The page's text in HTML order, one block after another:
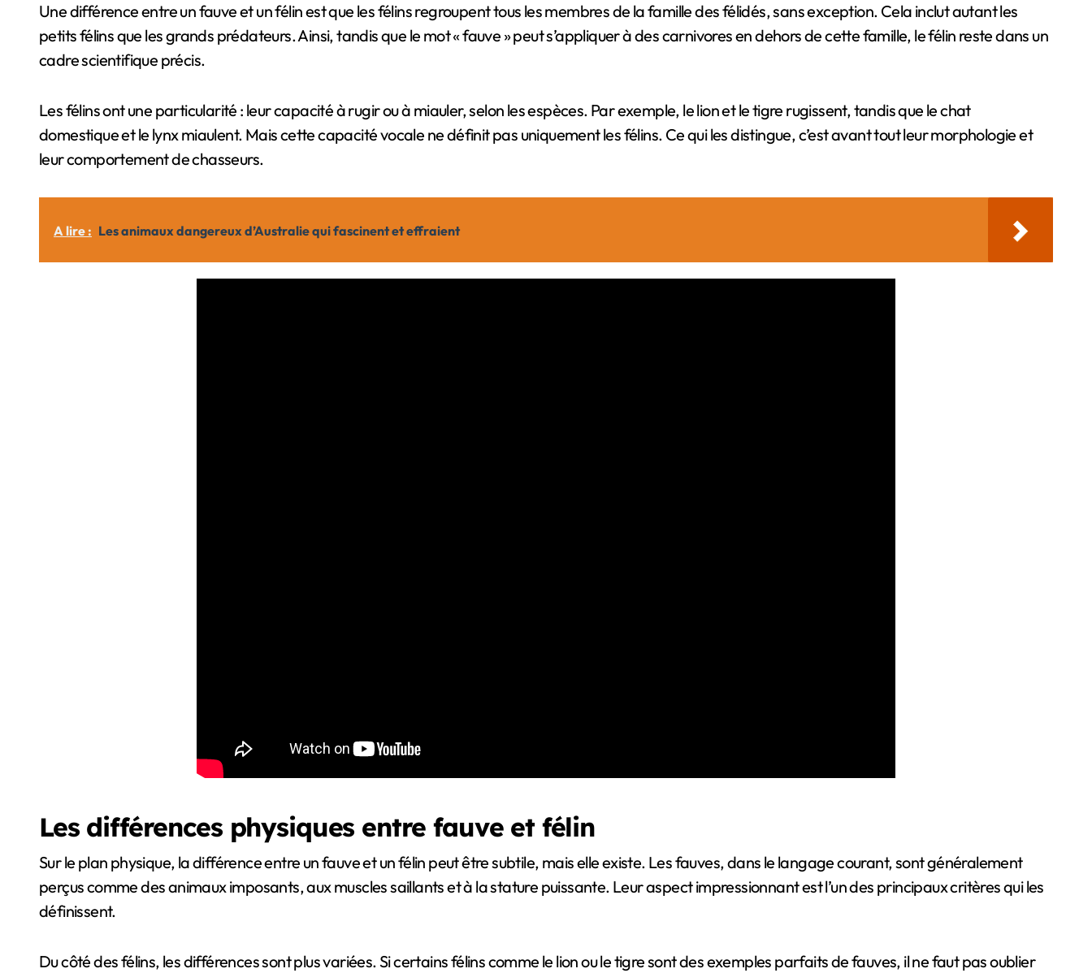
Une différence entre un fauve et un félin est que les félins regroupent tous les membres de la famille des félidés, sans exception. Cela inclut autant les
petits félins que les grands prédateurs. Ainsi, tandis que le mot « fauve » peut s’appliquer à des carnivores en dehors de cette famille, le félin reste dans un
cadre scientifique précis.
Les félins ont une particularité : leur capacité à rugir ou à miauler, selon les espèces. Par exemple, le lion et le tigre rugissent, tandis que le chat
domestique et le lynx miaulent. Mais cette capacité vocale ne définit pas uniquement les félins. Ce qui les distingue, c’est avant tout leur morphologie et
leur comportement de chasseurs.
A lire : Les animaux dangereux d’Australie qui fascinent et effraient
Les différences physiques entre fauve et félin
Sur le plan physique, la différence entre un fauve et un félin peut être subtile, mais elle existe. Les fauves, dans le langage courant, sont généralement
perçus comme des animaux imposants, aux muscles saillants et à la stature puissante. Leur aspect impressionnant est l’un des principaux critères qui les
définissent.
Du côté des félins, les différences sont plus variées. Si certains félins comme le lion ou le tigre sont des exemples parfaits de fauves, il ne faut pas oublier